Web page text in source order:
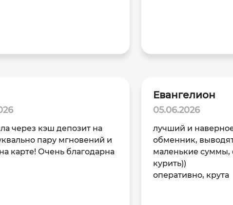
через кэш депозит на
пару мгновений и
карте! Очень благодарна
Евангелион
05.06.2026
лучший и
обменник,
маленькие суммы,
курить))
оперативно, крута